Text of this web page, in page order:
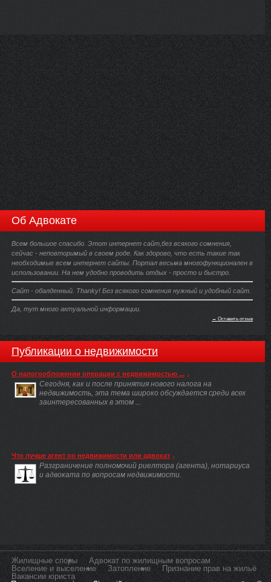
Об Адвокате
Всем большое спасибо. Этот интернет сайт,без всякого сомнения,
сейчас - неповторимый в своем роде. Как здорово, что есть такие так
необходимые всем интернет сайты. Портал весьма многофункционален в
использовании. На нем удобно проводить отдых - просто и быстро.
Сайт - обалденный. Thanky! Без всякого сомнения нужный и удобный сайт.
Да, тут много актуальной информации.
→ Оставить отзыв
Публикации о недвижимости
О налогообложении операции с недвижимостью ...
Сегодня, как и после принятия нового налога на
недвижимость, эта тема широко обсуждается среди всех
заинтересованных в этом ...
Что лучше агент по недвижимости или адвокат
Разграничение полномочий риелтора (агента), нотариуса
и адвоката по вопросам недвижимости.
Жилищные споры
Адвокат по жилищным вопросам
Вселение и выселение
Затопление
Признание прав на жильё
Вакансии юриста